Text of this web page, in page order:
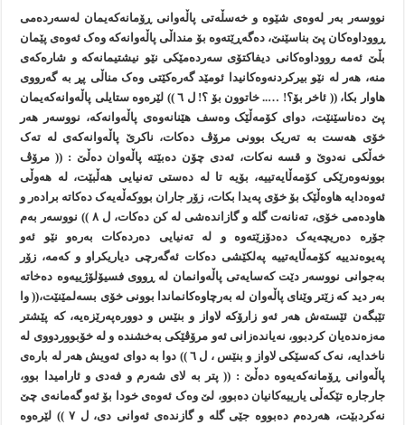
نووسەر بەر لەوەی شێوە و خەسڵەتی پاڵەوانی ڕۆمانەکەيمان لەسەردەمی
ڕووداوەکان پێ بناسێنێ، دەگەڕێتەوە بۆ منداڵی پاڵەوانەکە وەک ئەوەی پێمان
بڵێ ئەمە رووداوەکانی ديفاکتۆی سەردەمێکی نێو نيشتيمانەکە و شارەکەی
منە، هەر لە نێو بيرکردنەوەکانيدا ئومێد گەرەکێتی وەک مناڵی پڕ بە گەرووی
هاوار بکا، (( ئاخر بۆ؟! ….. خاتوون بۆ ؟! ل ٦ )) لێرەوە ستايلی پاڵەوانەکەيمان
پێ دەناسێنێت، دوای کۆمەڵێک وەسف هێنانەوەی پاڵەوانەکە، نووسەر هەر
خۆی هەست بە تەريک بوونی مرۆڤ دەکات، ناکرێ پاڵەوانەکەی لە تەک
خەڵکی نەدوێ و قسە نەکات، ئەدی چۆن دەبێتە پاڵەوان دەڵێ : (( مرۆڤ
بوونەوەرێکی کۆمەڵايەتييە، بۆيە تا لە دەستی تەنيایی هەڵبێت، لە هەوڵی
ئەوەدايە هاوەڵێک بۆ خۆی پەيدا بکات، زۆر جاران بووکەڵەيەک دەکاتە برادەر و
هاودەمی خۆی، تەنانەت گلە و گازاندەشی لە کن دەکات، ل ٨ )) نووسەر بەم
جۆرە دەريچەيەک دەدۆزێتەوە و لە تەنيایی دەردەکات بەرەو نێو ئەو
پەيوەندييە کۆمەڵايەتييە پەلکێشی دەکات ئەگەرچی دياریکراو و کەمە، زۆر
بەجوانی نووسەر دێت کەسايەتی پاڵەوانمان لە ڕووی فسيۆلۆژييەوە دەخاتە
بەر ديد کە زێتر وێنای پاڵەوان لە بەرچاوەکانماندا بوونی خۆی بسەلمێنێت،(( وا
تێبگەن ئێستەش هەر ئەو زارۆکە لاواز و بنێس و دوورەپەرێزەيە، کە پێشتر
مەزەندەيان کردبوو، نەياندەزانی ئەو مرۆڤێکی بەخشندە و لە خۆبووردووی لە
ناخدايە، نەک کەسێکی لاواز و بنێس ، ل ٦ )) دوا بە دوای ئەويش هەر لە بارەی
پاڵەوانی ڕۆمانەکەيەوە دەڵێ : (( پتر بە لای شەرم و فەدی و ئارامیدا بوو،
جارجارە تێکەڵی يارييەکانيان دەبوو، لێ وەک ئەوەی خودا بۆ ئەو گەمانەی چێ
نەکردبێت، هەردەم دەبووە جێی گلە و گازندەی ئەوانی دی، ل ٧ )) لێرەوە